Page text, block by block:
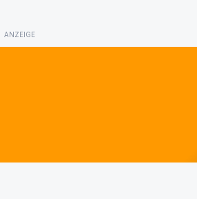
ANZEIGE